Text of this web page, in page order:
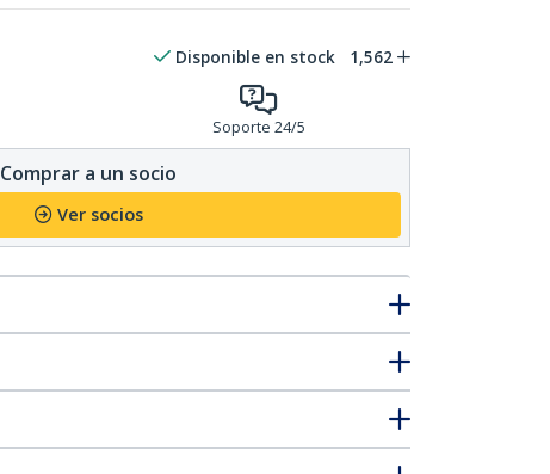
Disponible en stock 1,562
Soporte 24/5
Comprar a un socio
Ver socios